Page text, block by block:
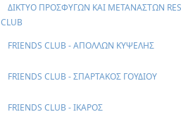
ΔΙΚΤΥΟ ΠΡΟΣΦΥΓΩΝ ΚΑΙ ΜΕΤΑΝΑΣΤΩΝ
CLUB
FRIENDS CLUB - ΑΠΟΛΛΩΝ ΚΥΨΕΛΗΣ
FRIENDS CLUB - ΣΠΑΡΤΑΚΟΣ ΓΟΥΔΙΟΥ
FRIENDS CLUB - ΙΚΑΡΟΣ